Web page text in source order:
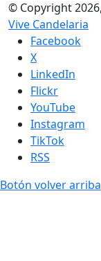
© Copyright
Vive Candelaria
Facebook
X
LinkedIn
Flickr
YouTube
Instagram
TikTok
RSS
Botón volver arriba